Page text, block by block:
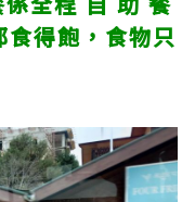
得飽，食物只